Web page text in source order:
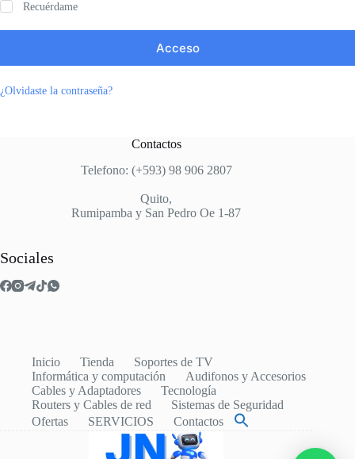
Recuérdame
Acceso
¿Olvidaste la contraseña?
Contactos
Telefono: (+593) 98 906 2807
Quito,
Rumipamba y San Pedro Oe 1-87
Sociales
Inicio Tienda
Soportes de TV
Informática y computación
Audifonos y Accesorios
Cables y Adaptadores
Tecnología
Routers y Cables de red
Sistemas de Seguridad
Ofertas
SERVICIOS Contactos Buscar: